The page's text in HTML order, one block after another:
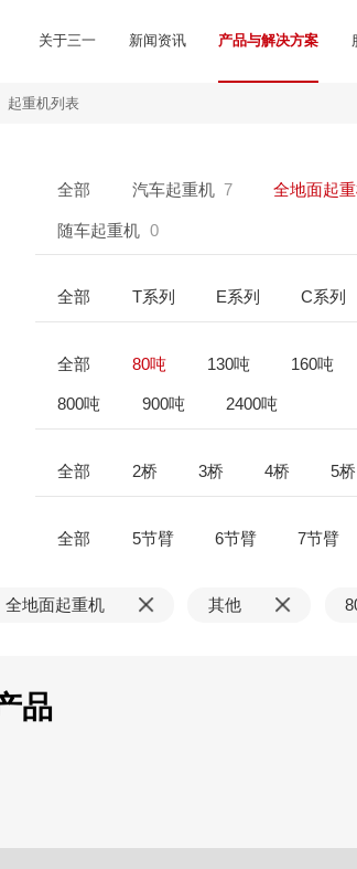
关于三一 新闻资讯 产品与解决方案
起重机列表
全部 汽车起重机 7 全地面起
随车起重机 0
全部 T系列 E系列 C系列
全部 80吨 130吨 160吨
800吨 900吨 2400吨
全部 2桥 3桥 4桥 5桥
全部 5节臂 6节臂 7节臂
全地面起重机 其他
品